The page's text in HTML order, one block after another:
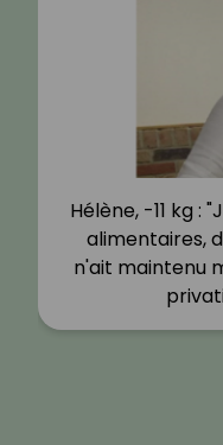
Hélène, -11 kg :
alimentaires,
n'ait maintenu